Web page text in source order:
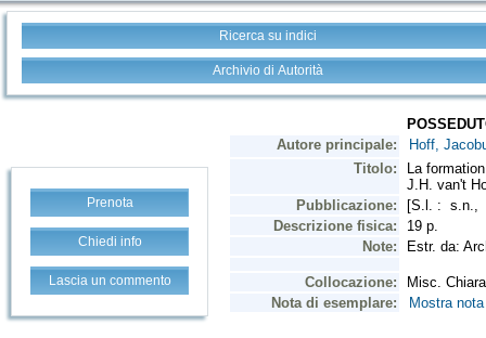
Ricerca su indici
Archivio di Autorità
Prenota
Chiedi info
Lascia un commento